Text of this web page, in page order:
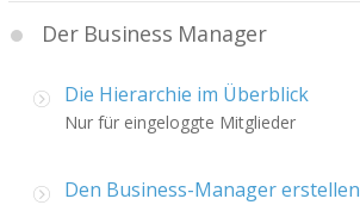
Der Business Manager
Die Hierarchie im Überblick
Nur für eingeloggte Mitglieder
Den Business-Manager erstellen